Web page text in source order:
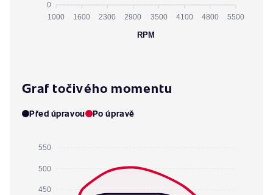
0
1000 1600 2300 2900 3500 4100 4800 5500
RPM
Graf točivého momentu
Před úpravou Po úpravě
550
500
450